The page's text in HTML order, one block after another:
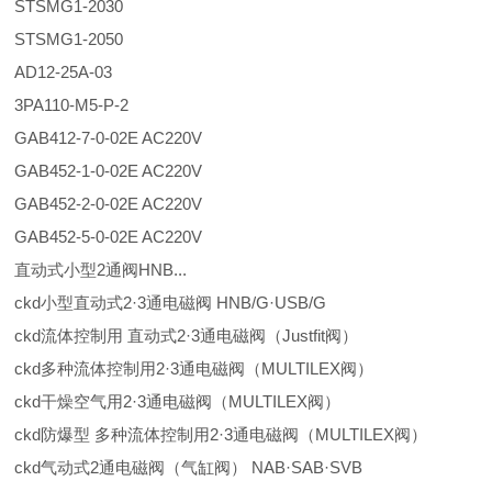
STSMG1-2030
STSMG1-2050
AD12-25A-03
3PA110-M5-P-2
GAB412-7-0-02E AC220V
GAB452-1-0-02E AC220V
GAB452-2-0-02E AC220V
GAB452-5-0-02E AC220V
直动式小型2通阀HNB...
ckd小型直动式2·3通电磁阀 HNB/G·USB/G
ckd流体控制用 直动式2·3通电磁阀（Justfit阀）
ckd多种流体控制用2·3通电磁阀（MULTILEX阀）
ckd干燥空气用2·3通电磁阀（MULTILEX阀）
ckd防爆型 多种流体控制用2·3通电磁阀（MULTILEX阀）
ckd气动式2通电磁阀（气缸阀） NAB·SAB·SVB